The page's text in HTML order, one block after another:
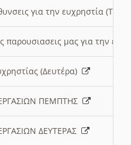
για την ευχρηστία
παρουσιασεις μας για την
(Δευτέρα)
ΠΕΜΠΤΗΣ
ΔΕΥΤΕΡΑΣ